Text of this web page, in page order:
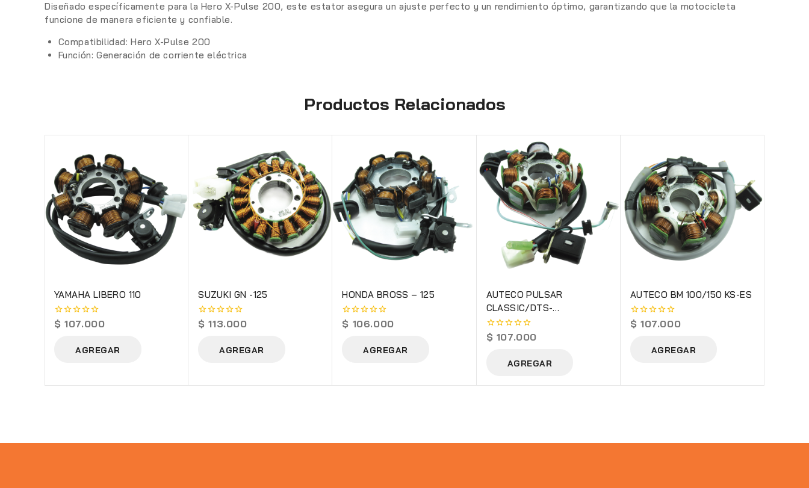
Diseñado específicamente para la Hero X-Pulse 200, este estator asegura un ajuste perfecto y un rendimiento óptimo, garantizando que la motocicleta
funcione de manera eficiente y confiable.
Compatibilidad: Hero X-Pulse 200
Función: Generación de corriente eléctrica
Productos Relacionados
YAMAHA LIBERO 110
0
out
$ 107.000
AGREGAR
SUZUKI GN -125
0
out
$ 113.000
AGREGAR
HONDA BROSS – 125
0
out
$ 106.000
AGREGAR
AUTECO PULSAR
CLASSIC/DTS-
I/TEC/BLACK
0
out
$ 107.000
AGREGAR
AUTECO BM 100/150 KS-ES
0
out
$ 107.000
AGREGAR